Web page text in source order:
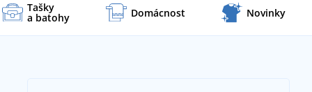
Tašky
a batohy Domácnost Novinky